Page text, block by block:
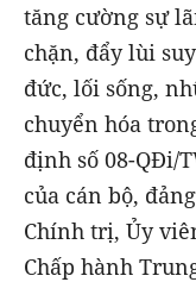
tăng cường sự
chặn, đẩy lùi
đức, lối sống,
chuyển hóa
định số 08-QĐi/
của cán bộ,
Chính trị, Ủy
Chấp hành